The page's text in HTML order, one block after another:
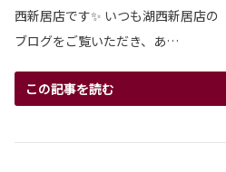
西新居店です✨ いつも湖西新居店の
ブログをご覧いただき、あ…
この記事を読む